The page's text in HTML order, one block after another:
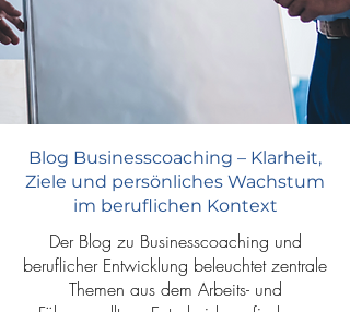
Blog Businesscoaching – Klarheit,
Ziele und persönliches Wachstum
im beruflichen Kontext
Der Blog zu Businesscoaching und
beruflicher Entwicklung beleuchtet zentrale
Themen aus dem Arbeits- und